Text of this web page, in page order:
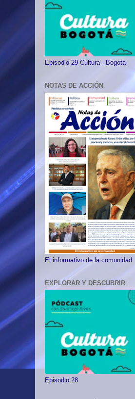
Episodio 29 Cultura - Bogotá
NOTAS DE ACCIÓN
El informativo de la comunidad
EXPLORAR Y DESCUBRIR
Episodio 28